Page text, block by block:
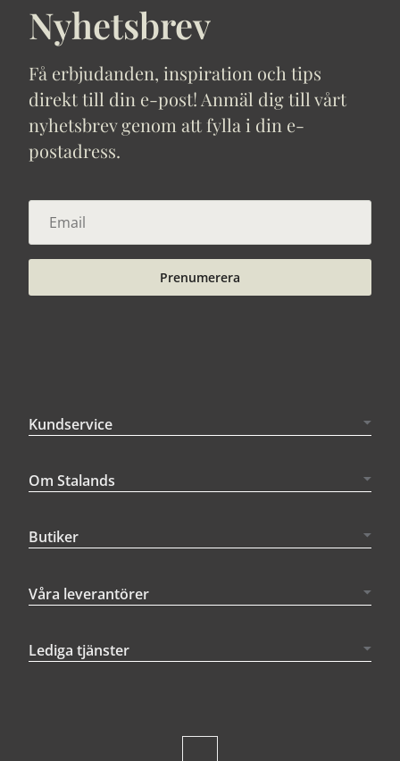
Nyhetsbrev
Få erbjudanden, inspiration och tips
direkt till din e-post! Anmäl dig till vårt
nyhetsbrev genom att fylla i din e-
postadress.
Prenumerera
Kundservice
Om Stalands
Butiker
Våra leverantörer
Lediga tjänster